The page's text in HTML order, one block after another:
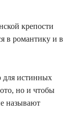
крепости
в романтику и в
для истинных
но и чтобы
называют